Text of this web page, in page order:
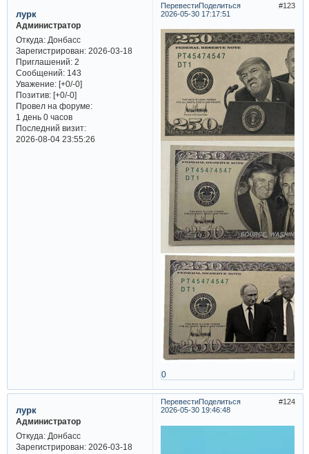
ПеревестиПоделиться
123
2026-05-30 17:17:51
лурк
Администратор
Откуда:Донбасс
Зарегистрирован: 2026-03-18
Приглашений:2
Сообщений:143
Уважение: [+0/-0]
Позитив: [+0/-0]
Провел на форуме:
1 день 0 часов
Последний визит:
2026-08-04 23:55:26
0
ПеревестиПоделиться
124
2026-05-30 19:46:48
лурк
Администратор
Откуда:Донбасс
Зарегистрирован: 2026-03-18